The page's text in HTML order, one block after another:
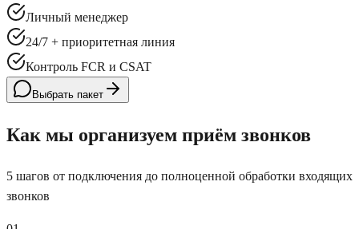
Личный менеджер
24/7 + приоритетная линия
Контроль FCR и CSAT
Выбрать пакет
Как мы организуем приём звонков
5 шагов от подключения до полноценной обработки входящих
звонков